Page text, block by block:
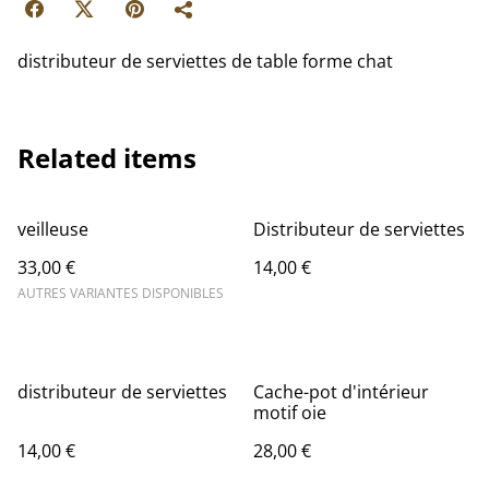
distributeur de serviettes de table forme chat
Related items
veilleuse
33,00 €
AUTRES VARIANTES DISPONIBLES
Distributeur de serviettes
14,00 €
distributeur de serviettes
14,00 €
Cache-pot d'intérieur
motif oie
28,00 €